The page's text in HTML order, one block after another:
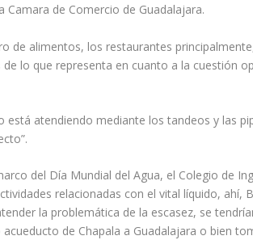
de Comercio de Guadalajara.
de alimentos, los restaurantes
lo que representa en cuanto a la cuestión
está atendiendo mediante los tandeos y las
del Día Mundial del Agua, el Colegio de
relacionadas con el vital líquido, ahí,
la problemática de la escasez, se
de Chapala a Guadalajara o bien